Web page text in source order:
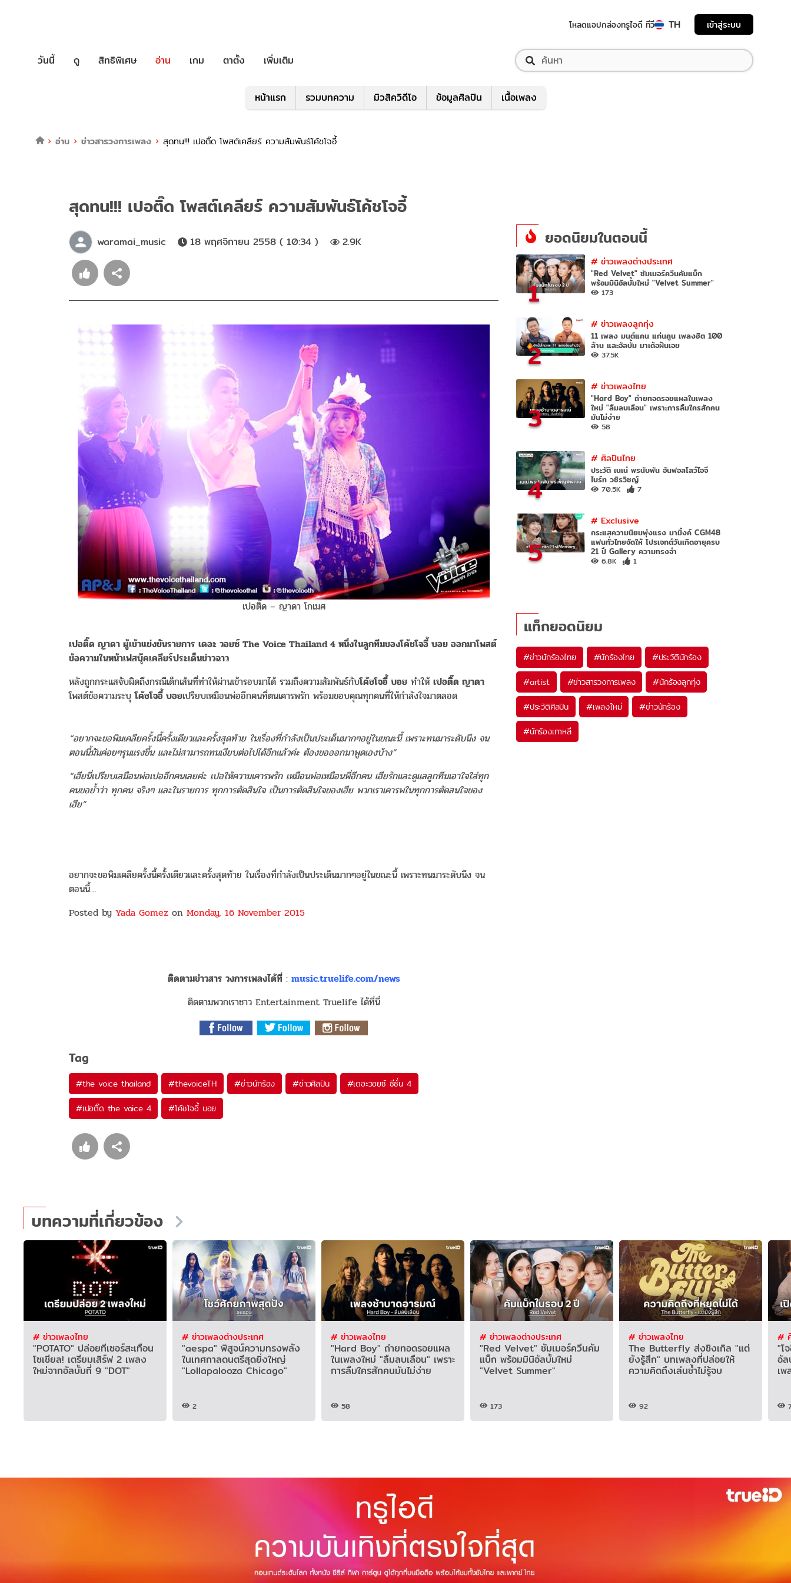
โหลดแอปกล่องทรูไอดี ทีวี TH เข้าสู่ระบบ
วันนี้ ดู สิทธิพิเศษ อ่าน เกม ตาตั้ง เพิ่มเติม
หน้าแรก รวมบทความ มิวสิควิดีโอ ข้อมูลศิลปิน เนื้อเพลง
อ่าน ข่าวสารวงการเพลง สุดทน!!! เปอติ๊ด โพสต์เคลียร์ ความสัมพันธ์โค้ชโจอี้
สุดทน!!! เปอติ๊ด โพสต์เคลียร์ ความสัมพันธ์โค้ชโจอี้
waramai_music 18 พฤศจิกายน 2558 ( 10:34 ) 2.9K
เปอติ๊ด – ญาดา โกเมศ
เปอติ๊ด ญาดา ผู้เข้าแข่งขันรายการ เดอะ วอยซ์ The Voice Thailand 4 หนึ่งในลูกทีมของโค้ชโจอี้ บอย ออกมาโพสต์
ข้อความในหน้าเฟสบุ๊คเคลียร์ประเด็นข่าวฉาว
หลังถูกกระแสจับผิดถึงกรณีเด็กเส้นที่ทำให้ผ่านเข้ารอบมาได้ รวมถึงความสัมพันธ์กับโค้ชโจอี้ บอย ทำให้ เปอติ๊ด ญาดา
โพสต์ข้อความระบุโค้ชโจอี้ บอยเปรียบเหมือนพ่ออีกคนที่ตนเคารพรัก พร้อมขอบคุณทุกคนที่ให้กำลังใจมาตลอด
“อยากจะขอพิมเคลียครั้งนี้ครั้งเดียวและครั้งสุดท้าย ในเรื่องที่กำลังเป็นประเด็นมากๆอยู่ในขณะนี้ เพราะทนมาระดับนึง จน
ตอนนี้มันค่อยๆรุนแรงขึ้น และไม่สามารถทนเงียบต่อไปได้อีกแล้วค่ะ ต้องขอออกมาพูดเองบ้าง”
“เฮียนี่เปรียบเสมือนพ่อเปออีกคนเลยค่ะ เปอให้ความเคารพรัก เหมือนพ่อเหมือนพี่อีกคน เฮียรักและดูแลลูกทีมเอาใจใส่ทุก
คนขอย้ำว่า ทุกคน จริงๆ และในรายการ ทุกการตัดสินใจ เป็นการตัดสินใจของเฮีย พวกเราเคารพในทุกการตัดสนใจของ
เฮีย”
อยากจะขอพิมเคลียครั้งนี้ครั้งเดียวและครั้งสุดท้าย ในเรื่องที่กำลังเป็นประเด็นมากๆอยู่ในขณะนี้ เพราะทนมาระดับนึง จน
ตอนนี้…
Posted by Yada Gomez on Monday, 16 November 2015
ติดตามข่าวสาร วงการเพลงได้ที่: music.truelife.com/news
ติดตามพวกเราชาว Entertainment Truelife ได้ที่นี่
Tag
#the voice thailand #thevoiceTH #ข่าวนักร้อง #ข่าวศิลปิน #เดอะวอยซ์ ซีซั่น 4
#เปอติ๊ด the voice 4 #โค้ชโจอี้ บอย
ยอดนิยมในตอนนี้
1
# ข่าวเพลงต่างประเทศ
"Red Velvet" ซัมเมอร์ควีนคัมแบ็ก
พร้อมมินิอัลบั้มใหม่ "Velvet Summer"
173
2
# ข่าวเพลงลูกทุ่ง
11 เพลง มนต์แคน แก่นคูน เพลงฮิต 100
ล้าน และอัลบั้ม มาเด้อฝันเอย
37.5K
3
# ข่าวเพลงไทย
"Hard Boy" ถ่ายทอดรอยแผลในเพลง
ใหม่ "ลืมลบเลือน" เพราะการลืมใครสักคน
มันไม่ง่าย
58
4
# ศิลปินไทย
ประวัติ เนเน่ พรนับพัน อันฟอลโลว์ไอจี
ไบร์ท วชิรวิชญ์
70.5K 7
5
# Exclusive
กระแสความนิยมพุ่งแรง มามิ้งค์ CGM48
แฟนทั่วไทยจัดให้ โปรเจกต์วันเกิดอายุครบ
21 ปี Gallery ความทรงจำ
6.8K 1
แท็กยอดนิยม
#ข่าวนักร้องไทย #นักร้องไทย #ประวัตินักร้อง
#artist #ข่าวสารวงการเพลง #นักร้องลูกทุ่ง
#ประวัติศิลปิน #เพลงใหม่ #ข่าวนักร้อง
#นักร้องเกาหลี
บทความที่เกี่ยวข้อง
# ข่าวเพลงไทย
"POTATO" ปล่อยทีเซอร์สะเทือน
โซเชียล! เตรียมเสิร์ฟ 2 เพลง
ใหม่จากอัลบั้มที่ 9 "DOT"
# ข่าวเพลงต่างประเทศ
"aespa" พิสูจน์ความทรงพลัง
ในเทศกาลดนตรีสุดยิ่งใหญ่
"Lollapalooza Chicago"
2
# ข่าวเพลงไทย
"Hard Boy" ถ่ายทอดรอยแผล
ในเพลงใหม่ "ลืมลบเลือน" เพราะ
การลืมใครสักคนมันไม่ง่าย
58
# ข่าวเพลงต่างประเทศ
"Red Velvet" ซัมเมอร์ควีนคัม
แบ็ก พร้อมมินิอัลบั้มใหม่
"Velvet Summer"
173
# ข่าวเพลงไทย
The Butterfly ส่งซิงเกิล "แต่
ยังรู้สึก" บทเพลงที่ปล่อยให้
ความคิดถึงเล่นซ้ำไม่รู้จบ
92
#
"โ
อั
เ